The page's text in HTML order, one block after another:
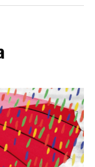
tapa, que